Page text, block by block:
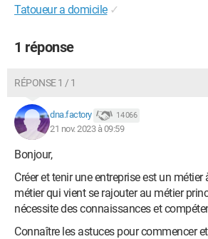
Tatoueur a domicile ✓
1 réponse
RÉPONSE 1 / 1
dna.factory 14 066
21 nov. 2023 à 09:59
Bonjour,
Créer et tenir une entreprise est un métier
métier qui vient se rajouter au métier
nécessite des connaissances et
Connaître les astuces pour commencer